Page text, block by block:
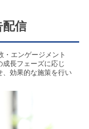
信
・エンゲージメント
長フェーズに応じ
、効果的な施策を行い